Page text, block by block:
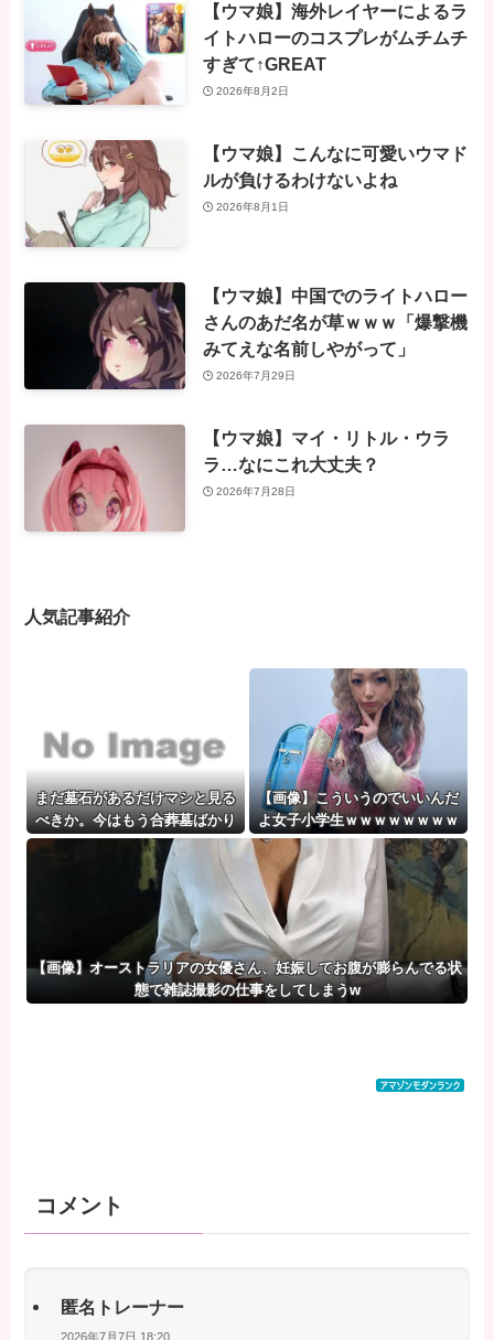
【ウマ娘】海外レイヤーによるラ
イトハローのコスプレがムチムチ
すぎて↑GREAT
2026年8月2日
【ウマ娘】こんなに可愛いウマド
ルが負けるわけないよね
2026年8月1日
【ウマ娘】中国でのライトハロー
さんのあだ名が草ｗｗｗ「爆撃機
みてえな名前しやがって」
2026年7月29日
【ウマ娘】マイ・リトル・ウラ
ラ…なにこれ大丈夫？
2026年7月28日
人気記事紹介
まだ墓石があるだけマシと見る
べきか。今はもう合葬墓ばかり
【画像】こういうのでいいんだ
よ女子小学生ｗｗｗｗｗｗｗｗ
ｗｗｗ❤
【画像】オーストラリアの女優さん、妊娠してお腹が膨らんでる状
態で雑誌撮影の仕事をしてしまうw
コメント
匿名トレーナー
2026年7月7日 18:20